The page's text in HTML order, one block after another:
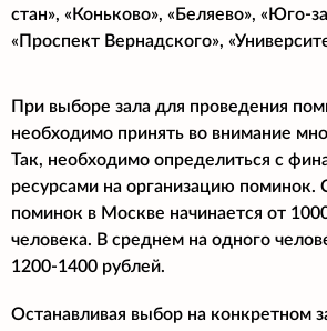
стан», «Коньково», «Беляево», «Юго-
«Проспект Вернадского»,
При выборе зала для проведения
необходимо принять во внимание
Так, необходимо определиться с
ресурсами на организацию поминок.
поминок в Москве начинается от
человека. В среднем на одного
1200-1400 рублей.
Останавливая выбор на конкретном